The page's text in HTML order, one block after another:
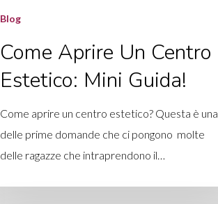
Blog
Come Aprire Un Centro
Estetico: Mini Guida!
Come aprire un centro estetico? Questa è una
delle prime domande che ci pongono molte
delle ragazze che intraprendono il…